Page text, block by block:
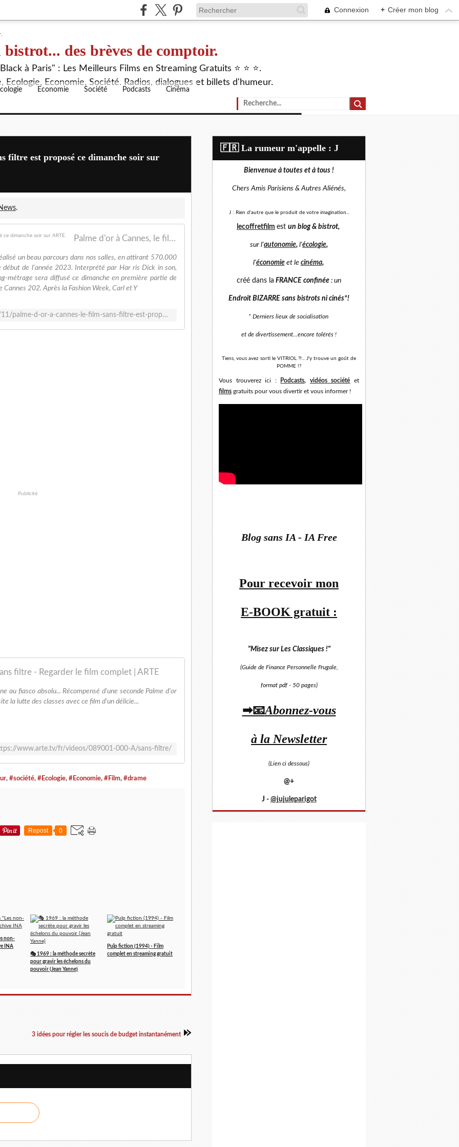
Connexion + Créer mon blog
des brèves de comptoir.
à Paris" : Les Meilleurs Films en Streaming Gratuits ⭐ ⭐ ⭐.
Ecologie, Economie, Société. Radios, dialogues et billets d'humeur.
Economie Société Podcasts Cinéma
filtre est proposé ce dimanche soir sur
.
Palme d'or à Cannes, le film Sans filtre est proposé ce dimanche soir sur ARTE.
un beau parcours dans nos salles, en attirant 570.000
de l'année 2023. Interprété par Har ris Dick in son,
métrage sera diffusé ce dimanche en première partie de
Cannes 202. Après la Fashion Week, Carl et Y
http://www.leblogtvnews.com/2024/11/palme-d-or-a-cannes-le-film-sans-filtre-est-propose-ce-dimanche-soir-sur-arte.html
Publicité
filtre - Regarder le film complet | ARTE
au fiasco absolu... Récompensé d'une seconde Palme d'or
la lutte des classes avec ce film d'un délicie...
www.arte.tv/fr/videos/089001-000-A/sans-filtre/
, #société, #Ecologie, #Economie, #Film, #drame
Repost 0
non-
INA
🎭 1969 : la méthode secrète
pour gravir les échelons du
pouvoir (Jean Yanne)
Pulp fiction (1994) - Film
complet en streaming gratuit
3 idées pour régler les soucis de budget instantanément
​🇫🇷​ La rumeur m'appelle : J
Bienvenue à toutes et à tous !
Chers Amis Parisiens &Autres Aliénés,
J : Rien d'autre que le produit de votre imagination...
lecoffretfilm est un blog & bistrot,
sur l'autonomie, l'écologie,
l'économie et le cinéma,
créé dans la FRANCE confinée : un
Endroit BIZARRE sans bistrots ni cinés*!
* Derniers lieux de socialisation
et de divertissement... encore tolérés !
Tiens, vous avez sorti le VITRIOL ?!... J'y trouve un goût de
POMME !?
Vous trouverez ici : Podcasts, vidéos société et
films gratuits pour vous divertir et vous informer !
Blog sans IA - IA Free
Pour recevoir mon
E-BOOK gratuit :
"Misez sur Les Classiques !"
(Guide de Finance Personnelle Frugale,
format pdf - 50 pages)
➡📧Abonnez-vous
à la Newsletter
(Lien ci dessous)
@+
J - @jujuleparigot